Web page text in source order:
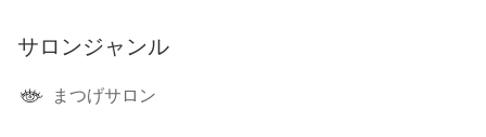
サロンジャンル
まつげサロン